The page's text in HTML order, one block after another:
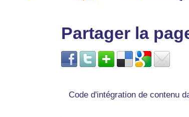
Partager la
Code d'intégration de contenu